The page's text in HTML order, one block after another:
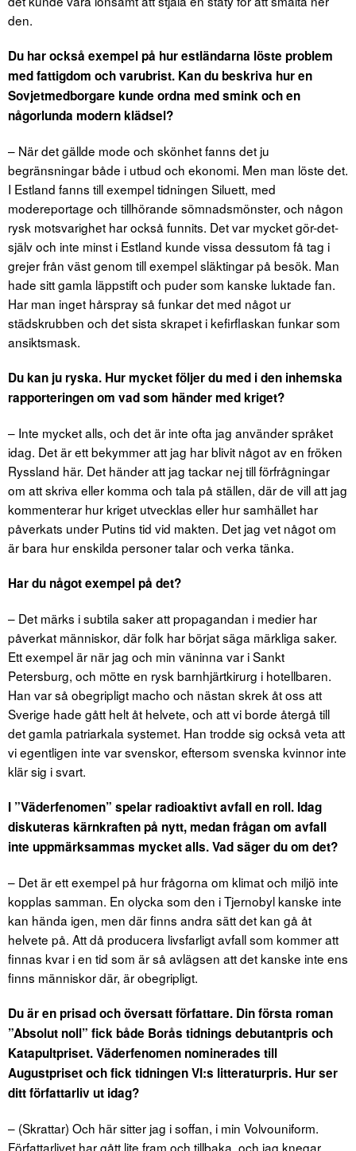
den.
Du har också exempel på hur estländarna löste problem
med fattigdom och varubrist. Kan du beskriva hur en
Sovjetmedborgare kunde ordna med smink och en
någorlunda modern klädsel?
– När det gällde mode och skönhet fanns det ju
begränsningar både i utbud och ekonomi. Men man löste det.
I Estland fanns till exempel tidningen Siluett, med
modereportage och tillhörande sömnadsmönster, och någon
rysk motsvarighet har också funnits. Det var mycket gör-det-
själv och inte minst i Estland kunde vissa dessutom få tag i
grejer från väst genom till exempel släktingar på besök. Man
hade sitt gamla läppstift och puder som kanske luktade fan.
Har man inget hårspray så funkar det med något ur
städskrubben och det sista skrapet i kefirflaskan funkar som
ansiktsmask.
Du kan ju ryska. Hur mycket följer du med i den inhemska
rapporteringen om vad som händer med kriget?
– Inte mycket alls, och det är inte ofta jag använder språket
idag. Det är ett bekymmer att jag har blivit något av en fröken
Ryssland här. Det händer att jag tackar nej till förfrågningar
om att skriva eller komma och tala på ställen, där de vill att jag
kommenterar hur kriget utvecklas eller hur samhället har
påverkats under Putins tid vid makten. Det jag vet något om
är bara hur enskilda personer talar och verka tänka.
Har du något exempel på det?
– Det märks i subtila saker att propagandan i medier har
påverkat människor, där folk har börjat säga märkliga saker.
Ett exempel är när jag och min väninna var i Sankt
Petersburg, och mötte en rysk barnhjärtkirurg i hotellbaren.
Han var så obegripligt macho och nästan skrek åt oss att
Sverige hade gått helt åt helvete, och att vi borde återgå till
det gamla patriarkala systemet. Han trodde sig också veta att
vi egentligen inte var svenskor, eftersom svenska kvinnor inte
klär sig i svart.
I ”Väderfenomen” spelar radioaktivt avfall en roll. Idag
diskuteras kärnkraften på nytt, medan frågan om avfall
inte uppmärksammas mycket alls. Vad säger du om det?
– Det är ett exempel på hur frågorna om klimat och miljö inte
kopplas samman. En olycka som den i Tjernobyl kanske inte
kan hända igen, men där finns andra sätt det kan gå åt
helvete på. Att då producera livsfarligt avfall som kommer att
finnas kvar i en tid som är så avlägsen att det kanske inte ens
finns människor där, är obegripligt.
Du är en prisad och översatt författare. Din första roman
”Absolut noll” fick både Borås tidnings debutantpris och
Katapultpriset. Väderfenomen nominerades till
Augustpriset och fick tidningen VI:s litteraturpris. Hur ser
ditt författarliv ut idag?
– (Skrattar) Och här sitter jag i soffan, i min Volvouniform.
Författarlivet har gått lite fram och tillbaka. och jag knegar